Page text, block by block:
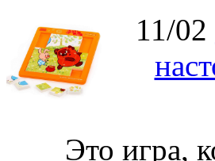
11/02
Это игра,